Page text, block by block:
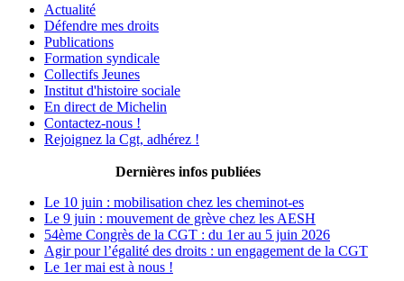
Actualité
Défendre mes droits
Publications
Formation syndicale
Collectifs Jeunes
Institut d'histoire sociale
En direct de Michelin
Contactez-nous !
Rejoignez la Cgt, adhérez !
Dernières infos publiées
Le 10 juin : mobilisation chez les cheminot-es
Le 9 juin : mouvement de grève chez les AESH
54ème Congrès de la CGT : du 1er au 5 juin 2026
Agir pour l’égalité des droits : un engagement de la CGT
Le 1er mai est à nous !